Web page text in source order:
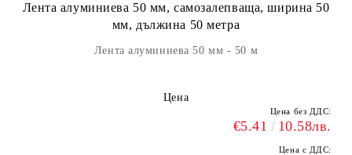
Лента алуминиева 50 мм, самозалепваща, ширина 50
мм, дължина 50 метра
Лента алуминиева 50 мм - 50 м
Цена
Цена без ДДС:
€5.41 10.58лв.
Цена с ДДС: